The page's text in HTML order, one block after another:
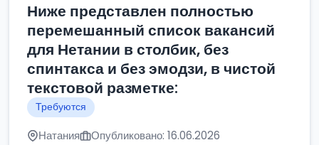
Ниже представлен полностью
перемешанный список вакансий
для Нетании в столбик, без
спинтакса и без эмодзи, в чистой
текстовой разметке:
Требуются
Натания Опубликовано: 16.06.2026